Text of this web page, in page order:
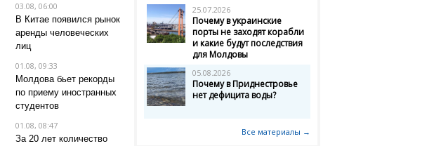
03.08, 06:00
В Китае появился рынок
аренды человеческих
лиц
01.08, 09:33
Молдова бьет рекорды
по приему иностранных
студентов
01.08, 08:47
За 20 лет количество
25.07.2026
Почему в украинские
порты не заходят корабли
и какие будут последствия
для Молдовы
05.08.2026
Почему в Приднестровье
нет дефицита воды?
Все материалы →